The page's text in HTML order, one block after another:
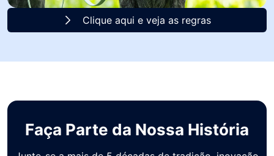
Clique aqui e veja as regras
Faça Parte da Nossa História